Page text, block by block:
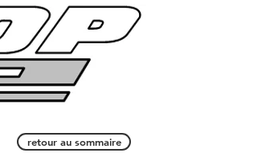
nous contacter
retour au sommaire